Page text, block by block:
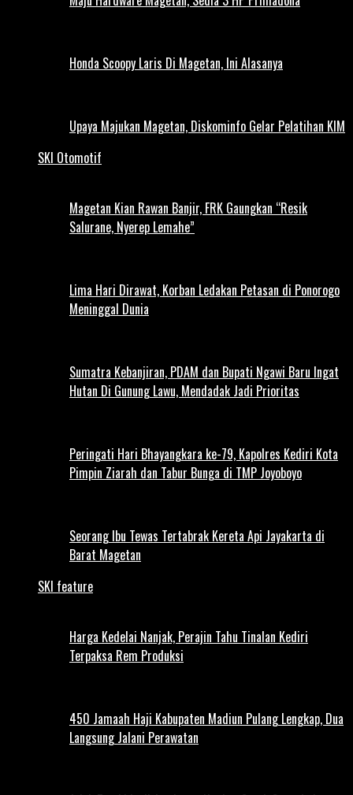
Honda Scoopy Laris Di Magetan, Ini Alasanya
Upaya Majukan Magetan, Diskominfo Gelar Pelatihan KIM
SKI Otomotif
Magetan Kian Rawan Banjir, FRK Gaungkan “Resik
Salurane, Nyerep Lemahe”
Lima Hari Dirawat, Korban Ledakan Petasan di Ponorogo
Meninggal Dunia
Sumatra Kebanjiran, PDAM dan Bupati Ngawi Baru Ingat
Hutan Di Gunung Lawu, Mendadak Jadi Prioritas
Peringati Hari Bhayangkara ke-79, Kapolres Kediri Kota
Pimpin Ziarah dan Tabur Bunga di TMP Joyoboyo
Seorang Ibu Tewas Tertabrak Kereta Api Jayakarta di
Barat Magetan
SKI feature
Harga Kedelai Nanjak, Perajin Tahu Tinalan Kediri
Terpaksa Rem Produksi
450 Jamaah Haji Kabupaten Madiun Pulang Lengkap, Dua
Langsung Jalani Perawatan